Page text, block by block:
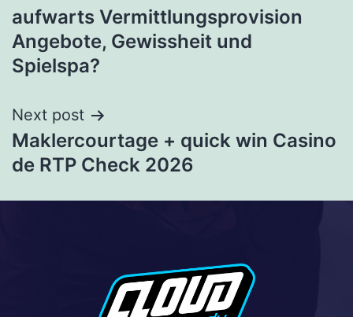
aufwarts Vermittlungsprovision
Angebote, Gewissheit und
Spielspa?
Next post
Maklercourtage + quick win Casino
de RTP Check 2026